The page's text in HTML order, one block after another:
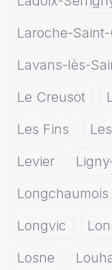
Laroche-
Lavans-lès-
Le Creusot
Les Fins
Levier
Longchaumois
Longvic
Losne